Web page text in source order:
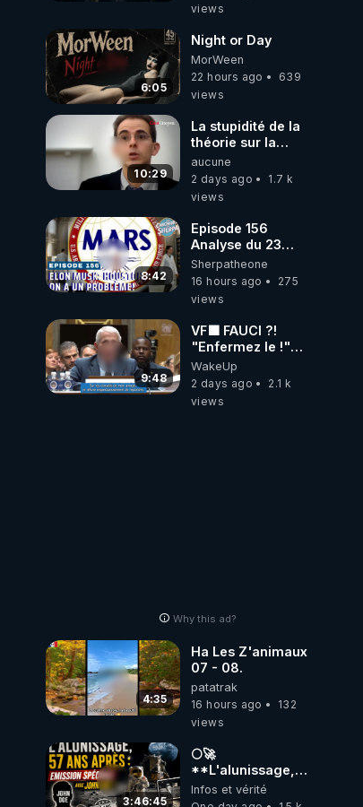
views
6:05
Night or Day
MorWeen
22 hours ago
639
views
10:29
La stupidité de la
théorie sur la
responsabilité de
l’homme
concernant le
carbone.
aucune
2 days ago
1.7 k
views
8:42
Episode 156
Analyse du 23
février 2025 Elon
Musk : Houston ,
on a un problème
Sherpatheone
16 hours ago
275
views
9:48
VF🟩 FAUCI ?!
"Enfermez le !"
(Lock him up!) -
Quartz Traduction
WakeUp
2 days ago
2.1 k
views
Why this ad?
4:35
Ha Les Z'animaux
07 - 08.
patatrak
16 hours ago
132
views
3:46:45
🌕🚀
**L'alunissage,
57 ans après :
Émission spéciale
Infos et vérité